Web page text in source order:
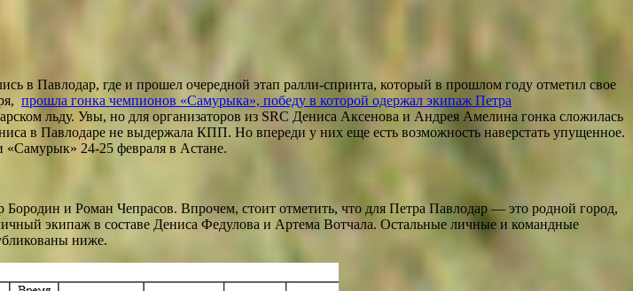
в Павлодар, где и прошел очередной этап ралли-спринта, который в прошлом году отметил свое
прошла гонка чемпионов «Самурыка», победу в которой одержал экипаж Петра
льду. Увы, но для организаторов из SRC Дениса Аксенова и Андрея Амелина гонка сложилась
в Павлодаре не выдержала КПП. Но впереди у них еще есть возможность наверстать упущенное.
«Самурык» 24-25 февраля в Астане.
и Роман Чепрасов. Впрочем, стоит отметить, что для Петра Павлодар — это родной город,
экипаж в составе Дениса Федулова и Артема Вотчала. Остальные личные и командные
ниже.